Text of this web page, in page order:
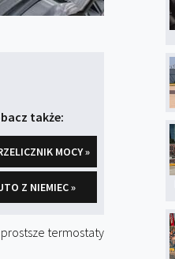
także:
MOCY »
Z NIEMIEC »
termostaty